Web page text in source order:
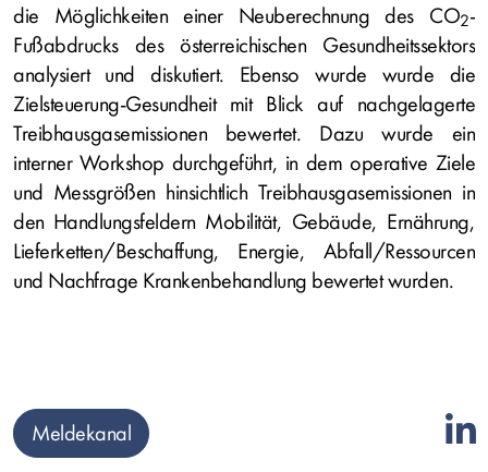
die Möglichkeiten einer Neuberechnung des CO2‐
Fußabdrucks des österreichischen Gesundheitssektors
analysiert und diskutiert. Ebenso wurde wurde die
Zielsteuerung‐Gesundheit mit Blick auf nachgelagerte
Treibhausgasemissionen bewertet. Dazu wurde ein
interner Workshop durchgeführt, in dem operative Ziele
und Messgrößen hinsichtlich Treibhausgasemissionen in
den Handlungsfeldern Mobilität, Gebäude, Ernährung,
Lieferketten/Beschaffung, Energie, Abfall/Ressourcen
und Nachfrage Krankenbehandlung bewertet wurden.
Meldekanal